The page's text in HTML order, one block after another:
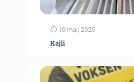
10 maj, 2025
Kajli